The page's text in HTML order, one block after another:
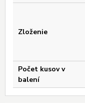
Zloženie
Počet kusov v
balení